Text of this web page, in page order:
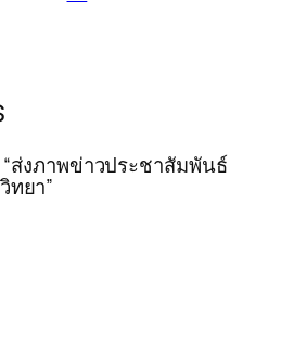
ส่งภาพข่าวประชาสัมพันธ์
ทยา”